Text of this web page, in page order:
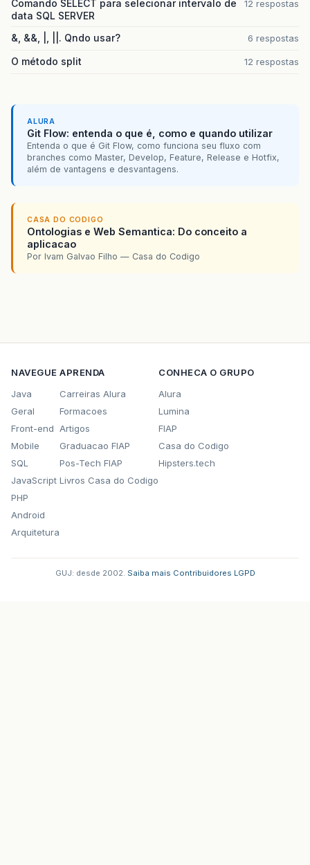
Comando SELECT para selecionar intervalo de
data SQL SERVER
12 respostas
&, &&, |, ||. Qndo usar? 6 respostas
O método split 12 respostas
ALURA
Git Flow: entenda o que é, como e quando utilizar
Entenda o que é Git Flow, como funciona seu fluxo com
branches como Master, Develop, Feature, Release e Hotfix,
além de vantagens e desvantagens.
CASA DO CODIGO
Ontologias e Web Semantica: Do conceito a
aplicacao
Por Ivam Galvao Filho — Casa do Codigo
NAVEGUE
Java
Geral
Front-end
Mobile
SQL
JavaScript
PHP
Android
Arquitetura
APRENDA
Carreiras Alura
Formacoes
Artigos
Graduacao FIAP
Pos-Tech FIAP
Livros Casa do Codigo
CONHECA O GRUPO
Alura
Lumina
FIAP
Casa do Codigo
Hipsters.tech
GUJ: desde 2002. Saiba mais Contribuidores LGPD